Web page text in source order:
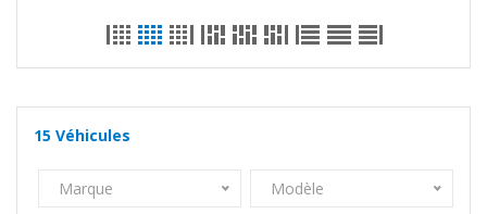
15 Véhicules
Marque Modèle